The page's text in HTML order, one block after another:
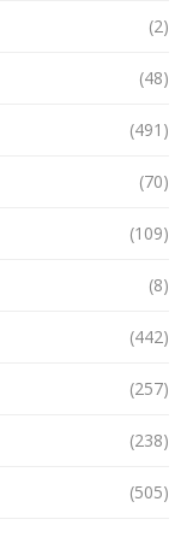
(2)
(48)
(491)
(70)
(109)
(8)
(442)
(257)
(238)
(505)